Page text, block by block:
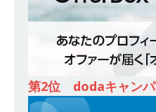
件販売ま
130日・土
明豊エン
[ 2026年5
第2位 dodaキャン